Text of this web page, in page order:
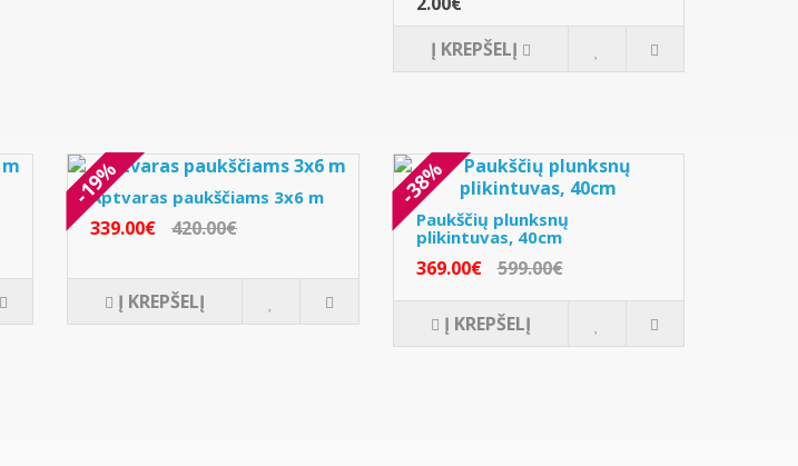
Į KREPŠELĮ
-19%
Aptvaras paukščiams 3x6 m
339.00€ 420.00€
Į KREPŠELĮ
-38%
Paukščių plunksnų
plikintuvas, 40cm
369.00€ 599.00€
Į KREPŠELĮ